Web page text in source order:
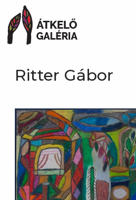
Ritter Gábor